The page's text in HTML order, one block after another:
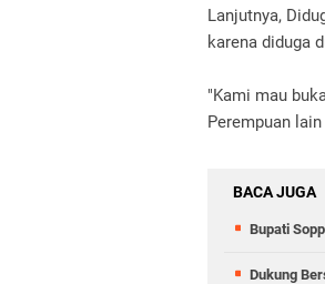
Lanjutnya,
karena diduga
"Kami mau
Perempuan
BACA JUGA
Bupati
Dukung